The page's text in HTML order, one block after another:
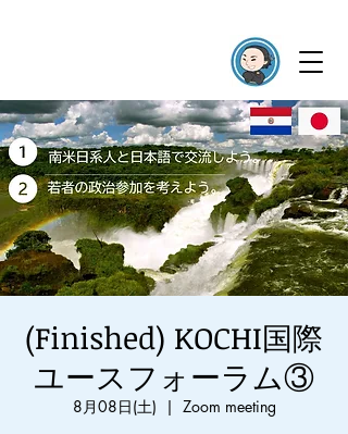
(Finished) KOCHI国際
ユースフォーラム③
8月08日(土)
  |
Zoom meeting